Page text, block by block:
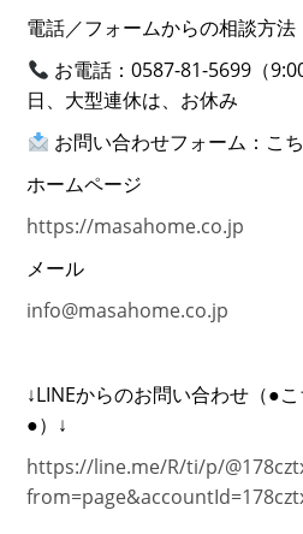
電話／フォームからの相談方法
お電話：0587-81-5699（
日、大型連休は、お休み
お問い合わせフォーム：こ
ホームページ
https://masahome.co.jp
メール
info@masahome.co.jp
↓LINEからのお問い合わせ（●
●）↓
https://line.me/R/ti/p/